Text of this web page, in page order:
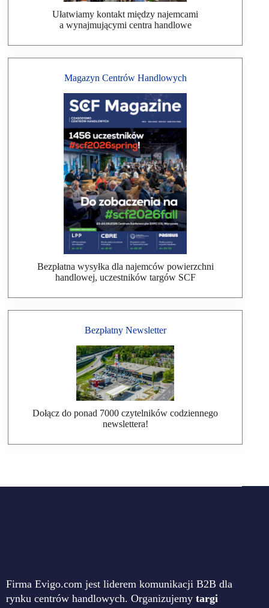
Ułatwiamy kontakt między najemcami
a wynajmującymi centra handlowe
Magazyn Centrów Handlowych
Bezpłatna wysyłka dla najemców powierzchni
handlowej, uczestników targów SCF
Bezpłatny Newsletter
Dołącz do ponad 7000 czytelników codziennego
newslettera!
Firma Evigo.com jest liderem komunikacji B2B dla
rynku centrów handlowych. Organizujemy targi